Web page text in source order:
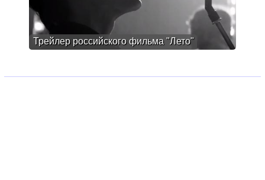
Трейлер российского фильма "Лето"